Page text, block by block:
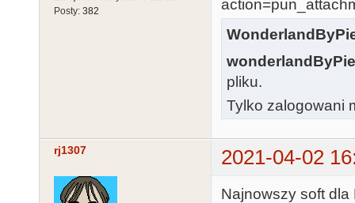
Posty: 382
pliku.
Tylko zalogowani
rj1307 2021-04-02
Najnowszy soft